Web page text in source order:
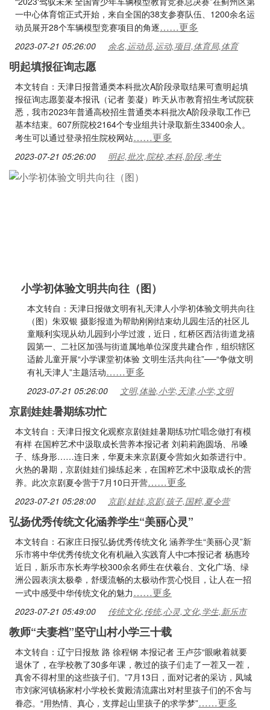
一中心体育馆正式开始，来自全国的38支参赛队伍、1200余名运
动员展开28个车辆模型竞赛项目的角逐……更多
2023-07-21 05:26:00 余名,运动员,运动,项目,体育局,体育
明起填报征询志愿
本文转自：天津日报普通类本科批次A阶段录取结果可查明起填
报征询志愿姜凝本报讯（记者 姜凝）昨天从市教育招生考试院获
悉，我市2023年普通高校招生普通类本科批次A阶段录取工作已
基本结束。607所院校2164个专业组共计录取新生33400余人。
考生可以通过登录招生院校网站……更多
2023-07-21 05:26:00 明起,批次,院校,本科,阶段,考生
小学初体验文明共向往（图）
本文转自：天津日报做文明有礼天津人小学初体验文明共向往
（图）朱双银 摄影报道为帮助刚刚结束幼儿园生活的社区儿
童顺利实现从幼儿园到小学过渡，近日，红桥区西沽街道龙禧
园第一、二社区加强与街道属地单位深度共建合作，组织辖区
适龄儿童开展“小学课堂初体验 文明生活共向往”──“争做文明
有礼天津人”主题活动……更多
2023-07-21 05:26:00 文明,体验,小学,天津,小学,文明
京剧娃娃暑期练功忙
本文转自：天津日报文化观察京剧娃娃暑期练功忙唱念做打有模
有样 在国粹艺术中汲取成长营养本报记者 刘莉莉跑圆场、吊嗓
子、练身形……连日来，华夏未来京剧夏令营如火如荼进行中。
火热的暑期，京剧娃娃们操练起来，在国粹艺术中汲取成长的营
养。此次京剧夏令营于7月10日开营……更多
2023-07-21 05:28:00 京剧,娃娃,京剧,孩子,国粹,夏令营
弘扬优秀传统文化涵养学生“美丽心灵”
本文转自：石家庄日报弘扬优秀传统文化 涵养学生“美丽心灵”新
乐市将中华优秀传统文化有机融入实践育人中□本报记者 杨惠玲
近日，新乐市东长寿学校300余名师生在伏羲台、文化广场、绿
洲公园表演太极拳，舒缓流畅的太极动作赏心悦目，让人在一招
一式中感受中华传统文化的魅力……更多
2023-07-21 05:49:00 传统文化,传统,心灵,文化,学生,新乐市
教师“夫妻档”坚守山村小学三十载
本文转自：辽宁日报敖 路 徐程钢 本报记者 王卢莎“眼瞅着就要
退休了，在学校教了30多年课，教过的孩子们走了一茬又一茬，
真舍不得村里的这些孩子们。”7月13日，面对记者的采访，凤城
市刘家河镇杨家村小学校长黄殿清流露出对村里孩子们的不舍与
眷恋。“用热情、真心，支撑起山里孩子的求学梦”……更多